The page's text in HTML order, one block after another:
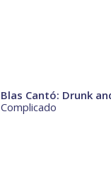
Blas Cantó: Drunk
Complicado